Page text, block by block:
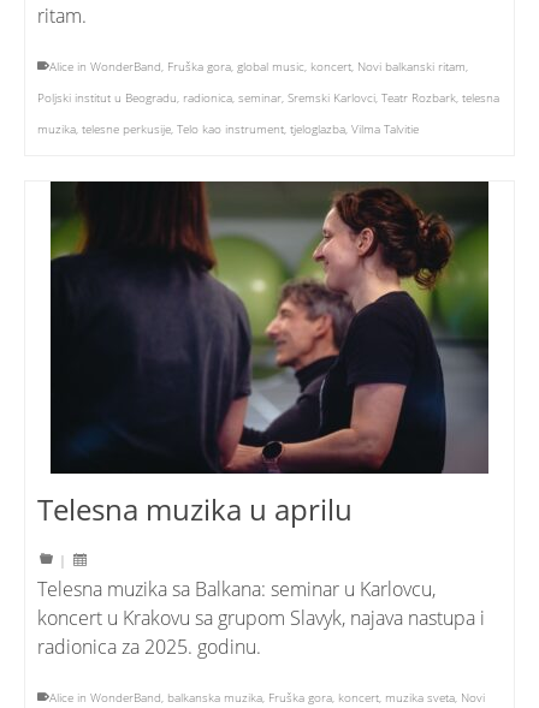
ritam.
Alice in WonderBand, Fruška gora, global music, koncert, Novi balkanski ritam,
Poljski institut u Beogradu, radionica, seminar, Sremski Karlovci, Teatr Rozbark, telesna
muzika, telesne perkusije, Telo kao instrument, tjeloglazba, Vilma Talvitie
Telesna muzika u aprilu
|
Telesna muzika sa Balkana: seminar u Karlovcu,
koncert u Krakovu sa grupom Slavyk, najava nastupa i
radionica za 2025. godinu.
Alice in WonderBand, balkanska muzika, Fruška gora, koncert, muzika sveta, Novi